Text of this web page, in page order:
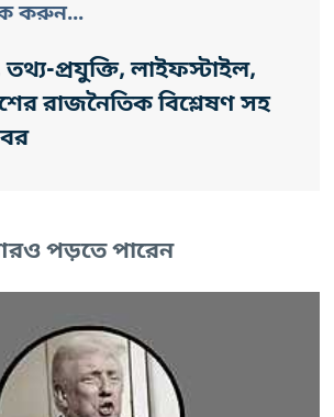
করুন...
প্রযুক্তি, লাইফস্টাইল,
রাজনৈতিক বিশ্লেষণ সহ
পড়তে পারেন